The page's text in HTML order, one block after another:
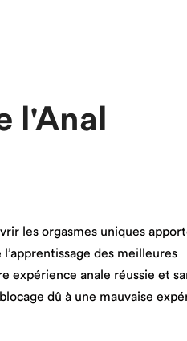
l'Anal
les orgasmes uniques
des meilleures
expérience anale réussie et
dû à une mauvaise